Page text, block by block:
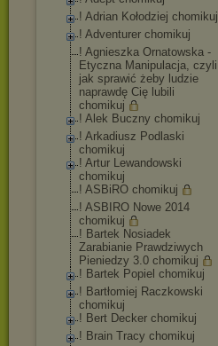
! Adrian Kołodziej chomikuj
! Adventurer chomikuj
! Agnieszka Ornatowska -
Etyczna Manipulacja, czyli
jak sprawić żeby ludzie
naprawdę Cię lubili
chomikuj
! Alek Buczny chomikuj
! Arkadiusz Podlaski
chomikuj
! Artur Lewandowski
chomikuj
! ASBiRO chomikuj
! ASBIRO Nowe 2014
chomikuj
! Bartek Nosiadek
Zarabianie Prawdziwych
Pieniedzy 3.0 chomikuj
! Bartek Popiel chomikuj
! Bartłomiej Raczkowski
chomikuj
! Bert Decker chomikuj
! Brain Tracy chomikuj